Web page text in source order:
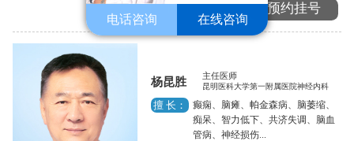
电话咨询 在线咨询
医生详情 预约挂号
杨昆胜 主任医师
昆明医科大学第一附属医院神经内科
擅 长：
癫痫、脑瘫、帕金森病、脑萎缩、
痴呆、智力低下、共济失调、脑血
管病、神经损伤...